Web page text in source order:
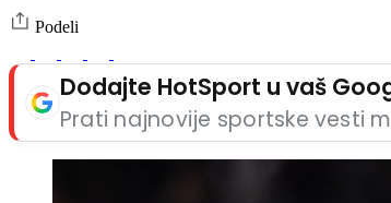
Podeli
Dodajte HotSport u vaš
Prati najnovije sportske vesti